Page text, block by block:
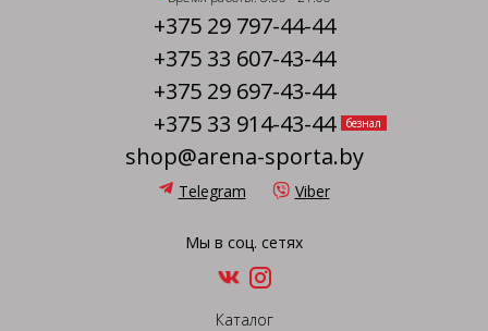
+375 29 797-44-44
+375 33 607-43-44
+375 29 697-43-44
+375 33 914-43-44
безнал
shop@arena-sporta.by
Telegram Viber
Мы в соц. сетях
Каталог